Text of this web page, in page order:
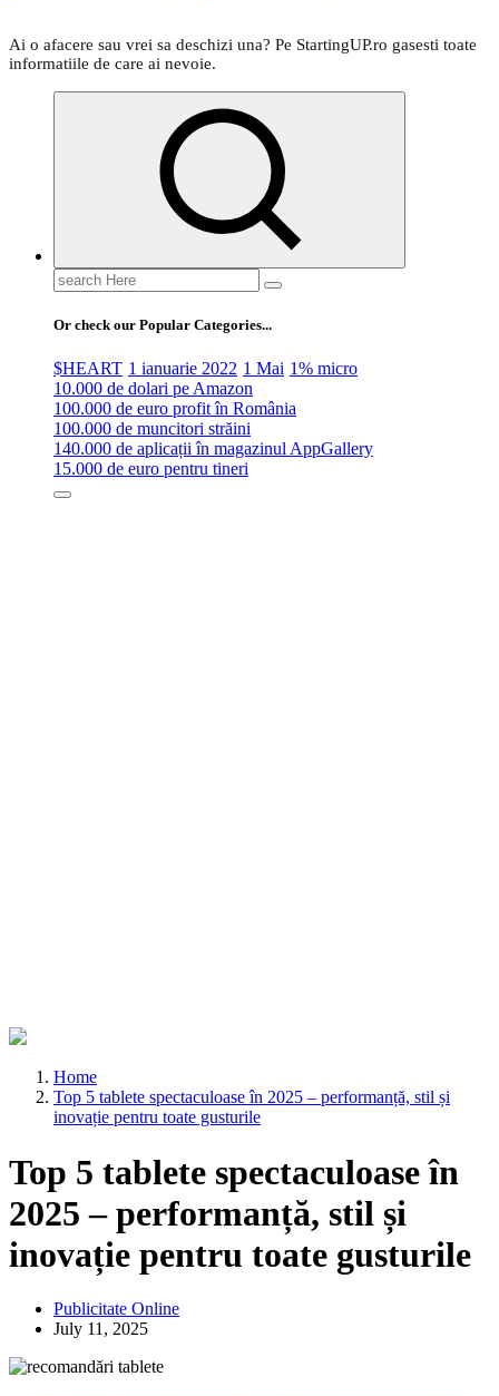
Ai o afacere sau vrei sa deschizi una? Pe StartingUP.ro gasesti toate
informatiile de care ai nevoie.
Search
for:
Or check our Popular Categories...
$HEART 1 ianuarie 2022 1 Mai 1% micro
10.000 de dolari pe Amazon
100.000 de euro profit în România
100.000 de muncitori străini
140.000 de aplicații în magazinul AppGallery
15.000 de euro pentru tineri
Home
Top 5 tablete spectaculoase în 2025 – performanță, stil și
inovație pentru toate gusturile
Top 5 tablete spectaculoase în
2025 – performanță, stil și
inovație pentru toate gusturile
Publicitate Online
July 11, 2025